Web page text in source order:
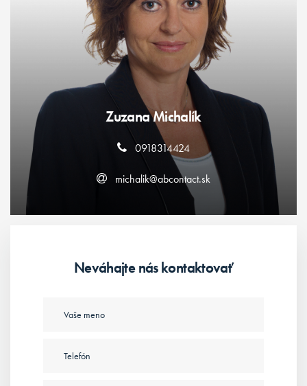
Zuzana Michalík
0918314424
michalik@abcontact.sk
Neváhajte nás kontaktovať